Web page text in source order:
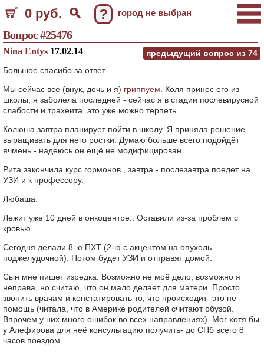
0 руб. ? город не выбран
Вопрос #25476
предыдущий вопрос из 74
Nina Entys 17.02.14
Большое спасибо за ответ.
Мы сейчас все (внук, дочь и я) гриппуем . Коля принес его из
школы, я заболела последней - сейчас я в стадии послевирусной
слабости и трахеита, это уже можно терпеть.
Колюша завтра планирует пойти в школу. Я приняла решение
выращивать для него ростки. Думаю больше всего подойдёт
ячмень - надеюсь он ещё не модифицирован.
Рита закончила курс гормонов , завтра - послезавтра поедет на
УЗИ и к профессору.
Любаша.
Лежит уже 10 дней в онкоцентре.. Оставили из-за проблем с
кровью.
Сегодня делали 8-ю ПХТ (2-ю с акцентом на опухоль
поджелудочной). Потом будет УЗИ и отправят домой.
Сын мне пишет изредка. Возможно не моё дело, возможно я
неправа, но считаю, что он мало делает для матери. Просто
звонить врачам и констатировать то, что происходит- это не
помощь (читала, что в Америке родителей считают обузой.
Впрочем у них много ошибок во всех направлениях). Мог хотя бы
у Алефирова для неё консультацию получить- до СПб всего 8
часов поездом.